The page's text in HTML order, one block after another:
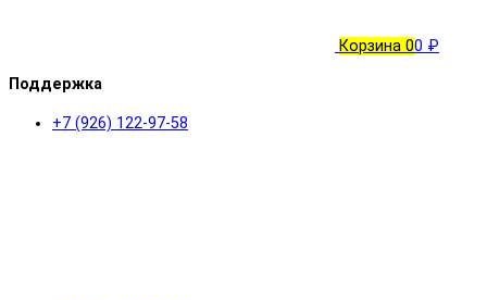
Корзина 00 ₽
Поддержка
+7 (926) 122-97-58